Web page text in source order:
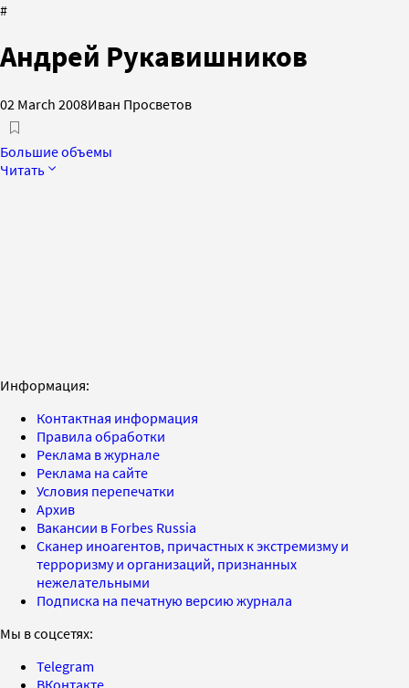
#
Андрей Рукавишников
02 March 2008Иван Просветов
Большие объемы
Читать
Информация:
Контактная информация
Правила обработки
Реклама в журнале
Реклама на сайте
Условия перепечатки
Архив
Вакансии в Forbes Russia
Сканер иноагентов, причастных к экстремизму и
терроризму и организаций, признанных
нежелательными
Подписка на печатную версию журнала
Мы в соцсетях:
Telegram
ВКонтакте